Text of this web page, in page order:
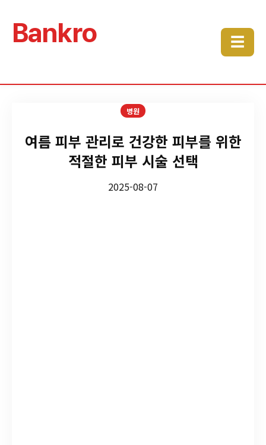
Bankro ☰
병원
여름 피부 관리로 건강한 피부를 위한
적절한 피부 시술 선택
2025-08-07